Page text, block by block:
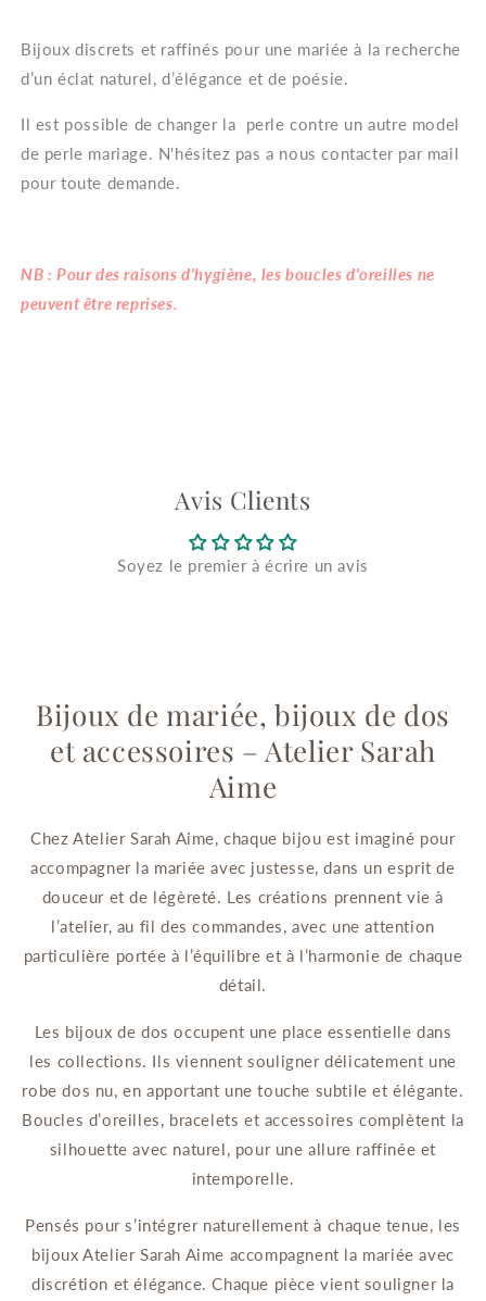
Bijoux discrets et raffinés pour une mariée à la recherche
d’un éclat naturel, d’élégance et de poésie.
Il est possible de changer la perle contre un autre model
de perle mariage. N'hésitez pas a nous contacter par mail
pour toute demande.
NB : Pour des raisons d'hygiène, les boucles d'oreilles ne
peuvent être reprises.
Avis Clients
Soyez le premier à écrire un avis
Bijoux de mariée, bijoux de dos
et accessoires – Atelier Sarah
Aime
Chez Atelier Sarah Aime, chaque bijou est imaginé pour
accompagner la mariée avec justesse, dans un esprit de
douceur et de légèreté. Les créations prennent vie à
l’atelier, au fil des commandes, avec une attention
particulière portée à l’équilibre et à l’harmonie de chaque
détail.
Les bijoux de dos occupent une place essentielle dans
les collections. Ils viennent souligner délicatement une
robe dos nu, en apportant une touche subtile et élégante.
Boucles d’oreilles, bracelets et accessoires complètent la
silhouette avec naturel, pour une allure raffinée et
intemporelle.
Pensés pour s’intégrer naturellement à chaque tenue, les
bijoux Atelier Sarah Aime accompagnent la mariée avec
discrétion et élégance. Chaque pièce vient souligner la